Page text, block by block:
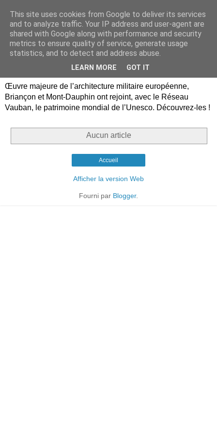
Briançon, Mont-Dauphin,
Vauban Unesco Hautes-
Œuvre majeure de l’architecture militaire européenne,
Briançon et Mont-Dauphin ont rejoint, avec le Réseau
Vauban, le patrimoine mondial de l’Unesco. Découvrez-les !
Aucun article
Accueil
Afficher la version Web
Fourni par Blogger.
This site uses cookies from Google to deliver its services
and to analyze traffic. Your IP address and user-agent are
shared with Google along with performance and security
metrics to ensure quality of service, generate usage
statistics, and to detect and address abuse.
LEARN MORE GOT IT